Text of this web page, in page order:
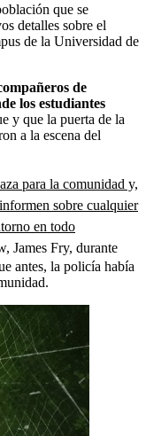
que se
detalles sobre el
de la Universidad de
de
los estudiantes
y que la puerta de la
a la escena del
para la comunidad y,
sobre cualquier
en todo
James Fry, durante
antes, la policía había